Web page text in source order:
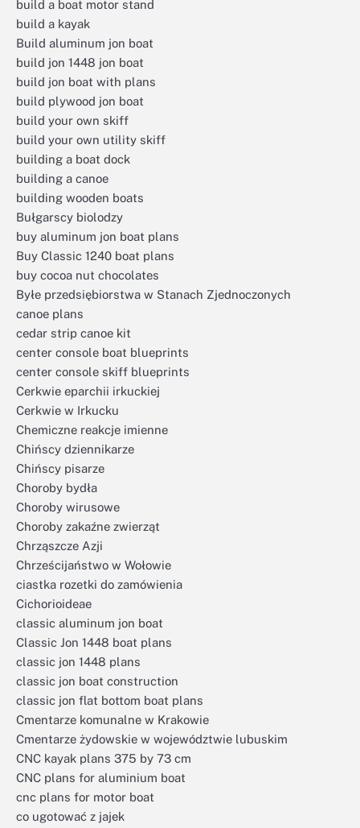
build a boat motor stand
build a kayak
Build aluminum jon boat
build jon 1448 jon boat
build jon boat with plans
build plywood jon boat
build your own skiff
build your own utility skiff
building a boat dock
building a canoe
building wooden boats
Bułgarscy biolodzy
buy aluminum jon boat plans
Buy Classic 1240 boat plans
buy cocoa nut chocolates
Byłe przedsiębiorstwa w Stanach Zjednoczonych
canoe plans
cedar strip canoe kit
center console boat blueprints
center console skiff blueprints
Cerkwie eparchii irkuckiej
Cerkwie w Irkucku
Chemiczne reakcje imienne
Chińscy dziennikarze
Chińscy pisarze
Choroby bydła
Choroby wirusowe
Choroby zakaźne zwierząt
Chrząszcze Azji
Chrześcijaństwo w Wołowie
ciastka rozetki do zamówienia
Cichorioideae
classic aluminum jon boat
Classic Jon 1448 boat plans
classic jon 1448 plans
classic jon boat construction
classic jon flat bottom boat plans
Cmentarze komunalne w Krakowie
Cmentarze żydowskie w województwie lubuskim
CNC kayak plans 375 by 73 cm
CNC plans for aluminium boat
cnc plans for motor boat
co ugotować z jajek